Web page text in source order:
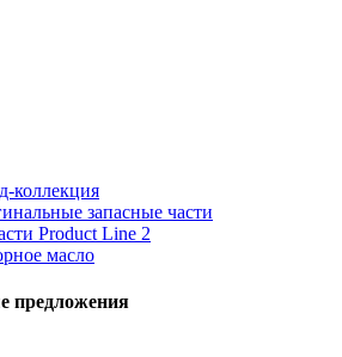
коллекция
запасные части
Product Line 2
масло
предложения